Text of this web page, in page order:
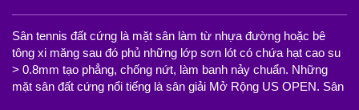
Sân tennis đất cứng là mặt sân làm từ nhựa đường hoặc bê
tông xi măng sau đó phủ những lớp sơn lót có chứa hạt cao su
> 0.8mm tạo phẳng, chống nứt, làm banh nảy chuẩn. Những
mặt sân đất cứng nổi tiếng là sân giải Mở Rộng US OPEN. Sân